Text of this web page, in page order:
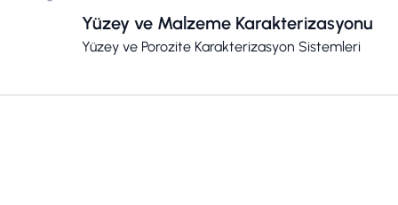
Yüzey ve Malzeme Karakterizasyonu
Yüzey ve Porozite Karakterizasyon Sistemleri